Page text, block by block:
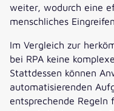
weiter, wodurch eine
menschliches
Im Vergleich zur
bei RPA keine
Stattdessen können
automatisierenden
entsprechende Regeln